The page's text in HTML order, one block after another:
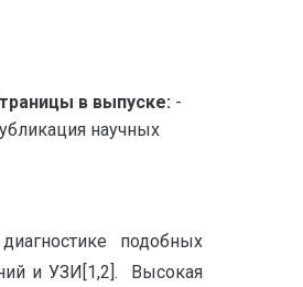
в выпуске: -
научных
подобных
и УЗИ[1,2]. Высокая